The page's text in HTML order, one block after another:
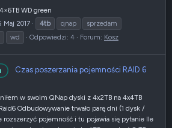
WD green
Maj 2017 4tb qnap
sprzedam
wd Odpowiedzi: 4 Forum: Kosz
Czas poszerzania pojemności RAID 6
w swoim QNap dyski z 4x2TB na 4x4TB
Odbudowywanie trwało parę dni (1 dysk /
rozszerzyć pojemność i tu pojawia się pytanie Ile